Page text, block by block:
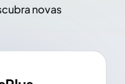
novas